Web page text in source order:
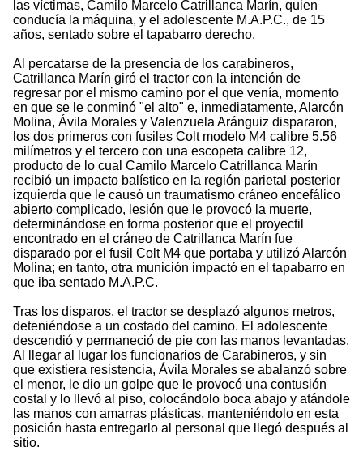
las víctimas, Camilo Marcelo Catrillanca Marín, quien
conducía la máquina, y el adolescente M.A.P.C., de 15
años, sentado sobre el tapabarro derecho.
Al percatarse de la presencia de los carabineros,
Catrillanca Marín giró el tractor con la intención de
regresar por el mismo camino por el que venía, momento
en que se le conminó "el alto" e, inmediatamente, Alarcón
Molina, Ávila Morales y Valenzuela Aránguiz dispararon,
los dos primeros con fusiles Colt modelo M4 calibre 5.56
milímetros y el tercero con una escopeta calibre 12,
producto de lo cual Camilo Marcelo Catrillanca Marín
recibió un impacto balístico en la región parietal posterior
izquierda que le causó un traumatismo cráneo encefálico
abierto complicado, lesión que le provocó la muerte,
determinándose en forma posterior que el proyectil
encontrado en el cráneo de Catrillanca Marín fue
disparado por el fusil Colt M4 que portaba y utilizó Alarcón
Molina; en tanto, otra munición impactó en el tapabarro en
que iba sentado M.A.P.C.
Tras los disparos, el tractor se desplazó algunos metros,
deteniéndose a un costado del camino. El adolescente
descendió y permaneció de pie con las manos levantadas.
Al llegar al lugar los funcionarios de Carabineros, y sin
que existiera resistencia, Ávila Morales se abalanzó sobre
el menor, le dio un golpe que le provocó una contusión
costal y lo llevó al piso, colocándolo boca abajo y atándole
las manos con amarras plásticas, manteniéndolo en esta
posición hasta entregarlo al personal que llegó después al
sitio.